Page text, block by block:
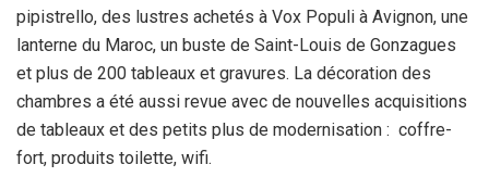
pipistrello, des lustres achetés à Vox Populi à Avignon, une
lanterne du Maroc, un buste de Saint-Louis de Gonzagues
et plus de 200 tableaux et gravures. La décoration des
chambres a été aussi revue avec de nouvelles acquisitions
de tableaux et des petits plus de modernisation : coffre-
fort, produits toilette, wifi.